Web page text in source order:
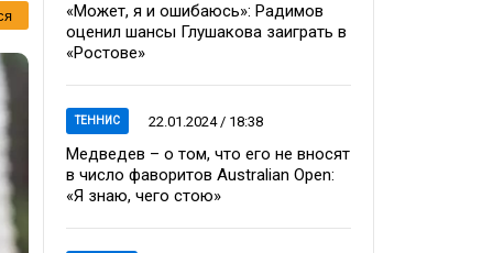
«Может, я и ошибаюсь»: Радимов
оценил шансы Глушакова заиграть в
«Ростове»
ТЕННИС 22.01.2024 / 18:38
Медведев – о том, что его не вносят
в число фаворитов Australian Open:
«Я знаю, чего стою»